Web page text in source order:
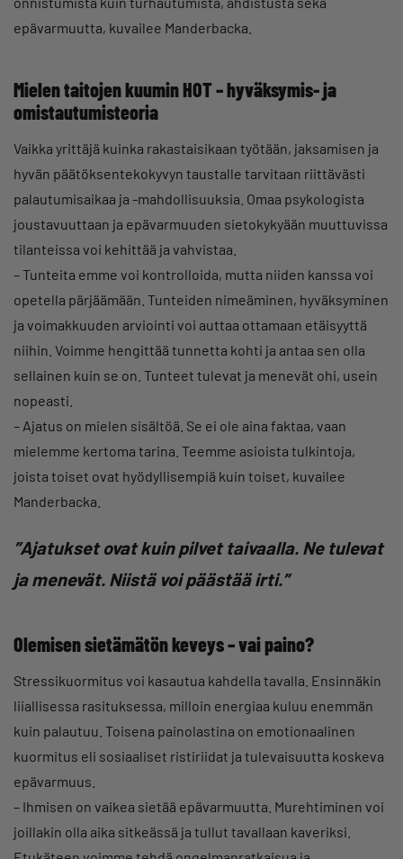
epävarmuutta, kuvailee Manderbacka.
Mielen taitojen kuumin HOT – hyväksymis- ja
omistautumisteoria
Vaikka yrittäjä kuinka rakastaisikaan työtään, jaksamisen ja
hyvän päätöksentekokyvyn taustalle tarvitaan riittävästi
palautumisaikaa ja -mahdollisuuksia. Omaa psykologista
joustavuuttaan ja epävarmuuden sietokykyään muuttuvissa
tilanteissa voi kehittää ja vahvistaa.
– Tunteita emme voi kontrolloida, mutta niiden kanssa voi
opetella pärjäämään. Tunteiden nimeäminen, hyväksyminen
ja voimakkuuden arviointi voi auttaa ottamaan etäisyyttä
niihin. Voimme hengittää tunnetta kohti ja antaa sen olla
sellainen kuin se on. Tunteet tulevat ja menevät ohi, usein
nopeasti.
– Ajatus on mielen sisältöä. Se ei ole aina faktaa, vaan
mielemme kertoma tarina. Teemme asioista tulkintoja,
joista toiset ovat hyödyllisempiä kuin toiset, kuvailee
Manderbacka.
”Ajatukset ovat kuin pilvet taivaalla. Ne tulevat
ja menevät. Niistä voi päästää irti.”
Olemisen sietämätön keveys – vai paino?
Stressikuormitus voi kasautua kahdella tavalla. Ensinnäkin
liiallisessa rasituksessa, milloin energiaa kuluu enemmän
kuin palautuu. Toisena painolastina on emotionaalinen
kuormitus eli sosiaaliset ristiriidat ja tulevaisuutta koskeva
epävarmuus.
– Ihmisen on vaikea sietää epävarmuutta. Murehtiminen voi
joillakin olla aika sitkeässä ja tullut tavallaan kaveriksi.